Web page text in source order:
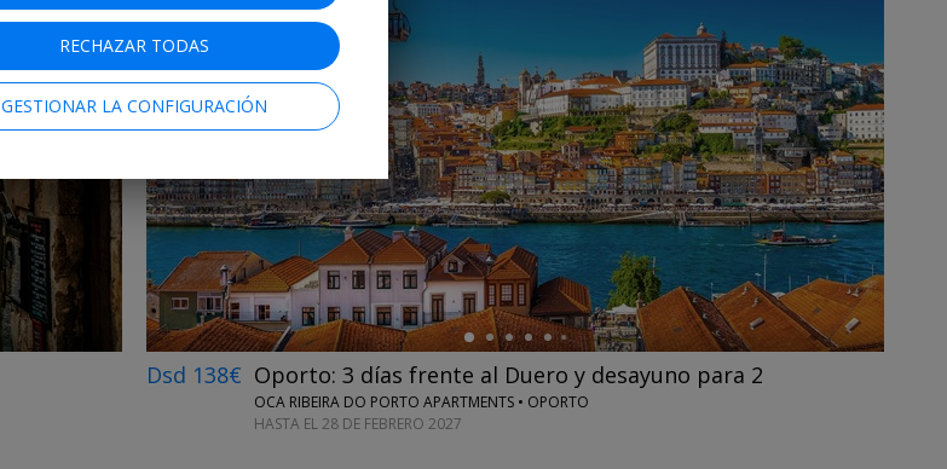
Dsd 138€ Oporto: 3 días frente al Duero y desayuno para 2
OCA RIBEIRA DO PORTO APARTMENTS • OPORTO
HASTA EL 28 DE FEBRERO 2027
RECHAZAR TODAS
GESTIONAR LA CONFIGURACIÓN